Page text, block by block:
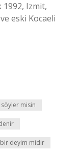
1992, Izmit,
eski Kocaeli
misin
bir deyim midir